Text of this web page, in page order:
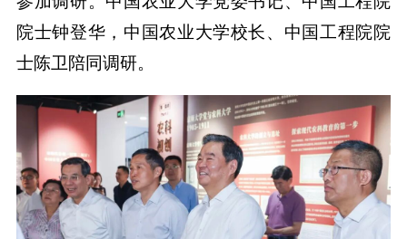
院士钟登华，中国农业大学校长、中国工程院院
士陈卫陪同调研。